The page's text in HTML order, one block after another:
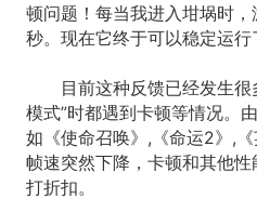
顿问题！每当我进入坩埚时
秒。现在它终于可以稳定运行
目前这种反馈已经发生
模式”时都遇到卡顿等情况。
如《使命召唤》,《命运2》,
帧速突然下降，卡顿和其他
打折扣。